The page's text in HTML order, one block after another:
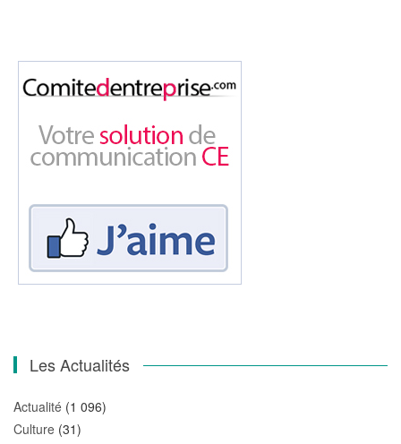
Les Actualités
Actualité (1 096)
Culture (31)